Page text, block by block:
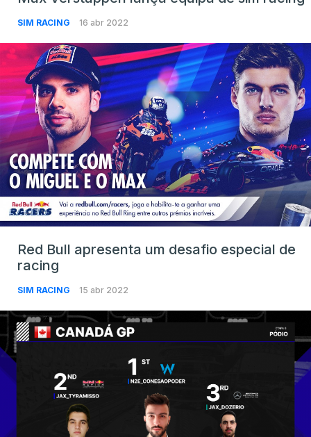
SIM RACING 16 abr 2022
Red Bull apresenta um desafio especial de
racing
SIM RACING 15 abr 2022